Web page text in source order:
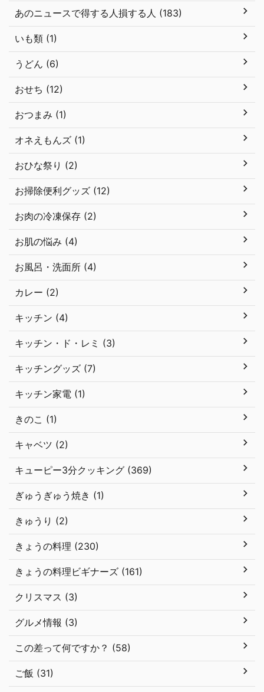
あのニュースで得する人損する人 (183)
いも類 (1)
うどん (6)
おせち (12)
おつまみ (1)
オネえもんズ (1)
おひな祭り (2)
お掃除便利グッズ (12)
お肉の冷凍保存 (2)
お肌の悩み (4)
お風呂・洗面所 (4)
カレー (2)
キッチン (4)
キッチン・ド・レミ (3)
キッチングッズ (7)
キッチン家電 (1)
きのこ (1)
キャベツ (2)
キューピー3分クッキング (369)
ぎゅうぎゅう焼き (1)
きゅうり (2)
きょうの料理 (230)
きょうの料理ビギナーズ (161)
クリスマス (3)
グルメ情報 (3)
この差って何ですか？ (58)
ご飯 (31)